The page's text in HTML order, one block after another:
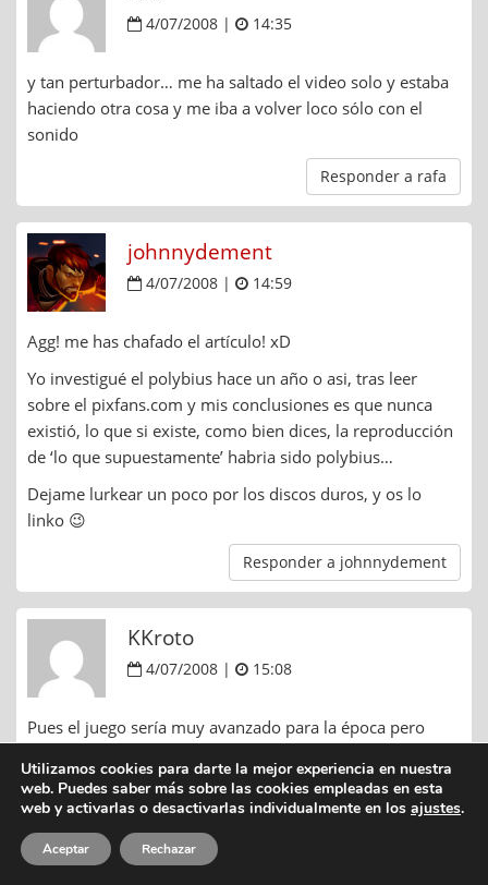
4/07/2008 | 14:35
y tan perturbador… me ha saltado el video solo y estaba
haciendo otra cosa y me iba a volver loco sólo con el
sonido
Responder a rafa
johnnydement
4/07/2008 | 14:59
Agg! me has chafado el artículo! xD
Yo investigué el polybius hace un año o asi, tras leer
sobre el pixfans.com y mis conclusiones es que nunca
existió, lo que si existe, como bien dices, la reproducción
de ‘lo que supuestamente’ habria sido polybius…
Dejame lurkear un poco por los discos duros, y os lo
linko 😉
Responder a johnnydement
KKroto
4/07/2008 | 15:08
Pues el juego sería muy avanzado para la época pero
es q tecnicamente sería avanzado pero la diversión en si
parece una soberana mierda!
Utilizamos cookies para darte la mejor experiencia en nuestra
web. Puedes saber más sobre las cookies empleadas en esta
web y activarlas o desactivarlas individualmente en los ajustes.
Aceptar Rechazar